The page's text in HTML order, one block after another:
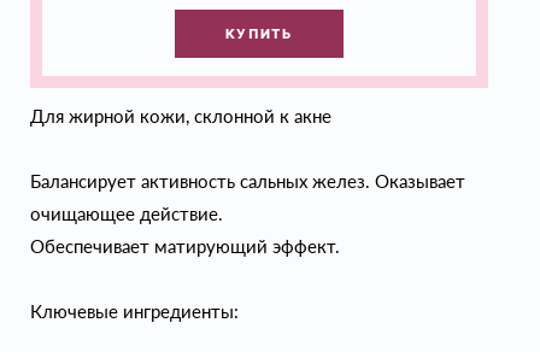
КУПИТЬ
Для жирной кожи, склонной к акне
Балансирует активность сальных желез. Оказывает
очищающее действие.
Обеспечивает матирующий эффект.
Ключевые ингредиенты: